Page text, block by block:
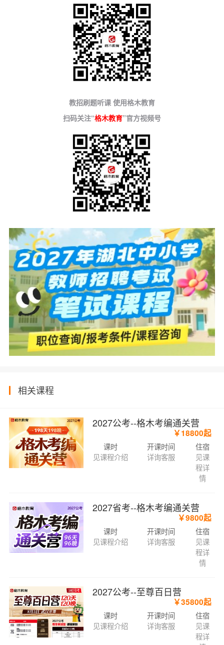
教招刷题听课 使用格木教育
扫码关注“格木教育”官方视频号
相关课程
2027公考--格木考编通关营
￥18800起
课时
见课程介绍
开课时间
详询客服
住宿
见课
程详
情
2027省考--格木考编通关营
￥9800起
课时
见课程介绍
开课时间
详询客服
住宿
见课
程详
情
2027公考--至尊百日营
￥35800起
课时
见课程介绍
开课时间
详询客服
住宿
见课
程详